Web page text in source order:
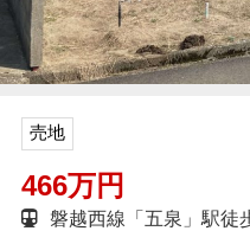
売地
466万円
磐越西線「五泉」駅徒